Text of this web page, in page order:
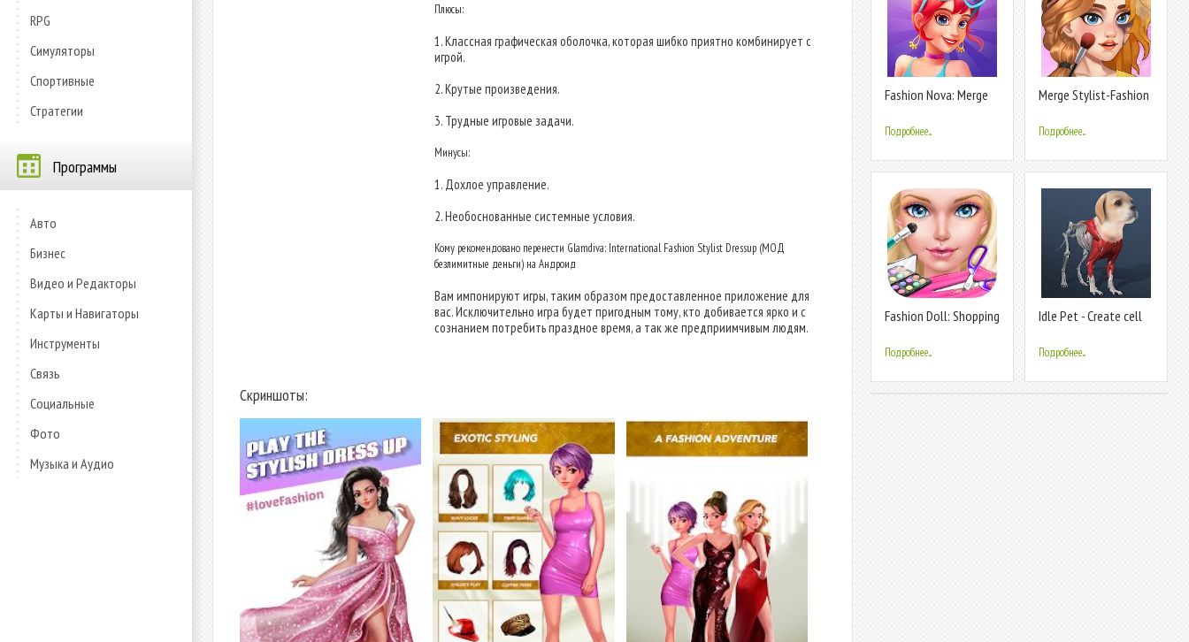
RPG
Симуляторы
Спортивные
Стратегии
Программы
Авто
Бизнес
Видео и Редакторы
Карты и Навигаторы
Инструменты
Связь
Социальные
Фото
Музыка и Аудио
Плюсы:
1. Классная графическая оболочка, которая шибко приятно комбинирует с
игрой.
2. Крутые произведения.
3. Трудные игровые задачи.
Минусы:
1. Дохлое управление.
2. Необоснованные системные условия.
Кому рекомендовано перенести Glamdiva: International Fashion Stylist Dressup (МОД
безлимитные деньги) на Андроид
Вам импонируют игры, таким образом предоставленное приложение для
вас. Исключительно игра будет пригодным тому, кто добивается ярко и с
сознанием потребить праздное время, а так же предприимчивым людям.
Скриншоты:
Fashion Nova: Merge
Подробнее...
Merge Stylist-Fashion
Подробнее...
Fashion Doll: Shopping
Games
Подробнее...
Idle Pet - Create cell
Подробнее...